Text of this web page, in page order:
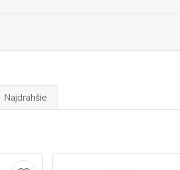
Najdrahšie